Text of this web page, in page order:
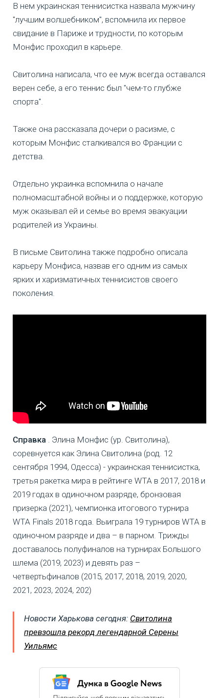
В нем украинская теннисистка назвала мужчину
"лучшим волшебником", вспомнила их первое
свидание в Париже и трудности, по которым
Монфис проходил в карьере.
Свитолина написала, что ее муж всегда оставался
верен себе, а его теннис был "чем-то глубже
спорта".
Также она рассказала дочери о расизме, с
которым Монфис сталкивался во Франции с
детства.
Отдельно украинка вспомнила о начале
полномасштабной войны и о поддержке, которую
муж оказывал ей и семье во время эвакуации
родителей из Украины.
В письме Свитолина также подробно описала
карьеру Монфиса, назвав его одним из самых
ярких и харизматичных теннисистов своего
поколения.
Справка . Элина Монфис (ур. Свитолина),
соревнуется как Элина Свитолина (род. 12
сентября 1994, Одесса) - украинская теннисистка,
третья ракетка мира в рейтинге WTA в 2017, 2018 и
2019 годах в одиночном разряде, бронзовая
призерка (2021), чемпионка итогового турнира
WTA Finals 2018 года. Выиграла 19 турниров WTA в
одиночном разряде и два – в парном. Трижды
доставалось полуфиналов на турнирах Большого
шлема (2019, 2023) и девять раз –
четвертьфиналов (2015, 2017, 2018, 2019, 2020,
2021, 2023, 2024, 202)
Новости Харькова сегодня: Свитолина
превзошла рекорд легендарной Серены
Уильямс